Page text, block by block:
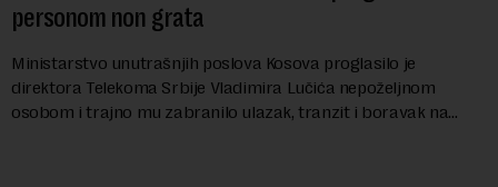
personom non grata
Ministarstvo unutrašnjih poslova Kosova proglasilo je
direktora Telekoma Srbije Vladimira Lučića nepoželjnom
osobom i trajno mu zabranilo ulazak, tranzit i boravak na